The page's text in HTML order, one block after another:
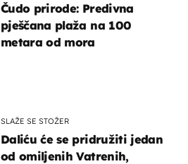
SLAŽE SE STOŽER
Daliću će se pridružiti jedan
od omiljenih Vatrenih,
Čudo prirode: Predivna
pješčana plaža na 100
metara od mora